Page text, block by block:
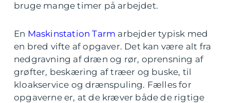
bruge mange timer på arbejdet.
En Maskinstation Tarm arbejder typisk med
en bred vifte af opgaver. Det kan være alt fra
nedgravning af dræn og rør, oprensning af
grøfter, beskæring af træer og buske, til
kloakservice og drænspuling. Fælles for
opgaverne er, at de kræver både de rigtige